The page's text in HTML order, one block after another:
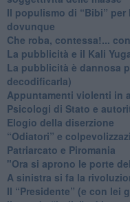
​Il populismo di “Bibi” per
dovunque
​Che roba, contessa!...
La pubblicità e il Kali
​La pubblicità è dannosa
decodificarla)
​Appuntamenti violenti in
​Psicologi di Stato e
Elogio della diserzione
“Odiatori” e
​Patriarcato e Piromania
"Ora si aprono le porte
​A sinistra si fa la
​Il “Presidente” (e con lei